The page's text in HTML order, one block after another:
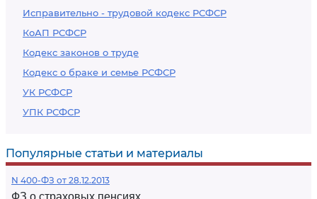
Исправительно - трудовой кодекс РСФСР
КоАП РСФСР
Кодекс законов о труде
Кодекс о браке и семье РСФСР
УК РСФСР
УПК РСФСР
Популярные статьи и материалы
N 400-ФЗ от 28.12.2013
ФЗ о страховых пенсиях